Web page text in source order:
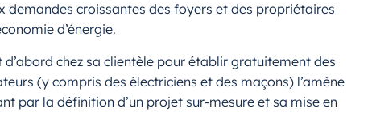
croissantes des foyers et des propriétaires
d’énergie.
chez sa clientèle pour établir gratuitement des
(y compris des électriciens et des maçons) l’amène
par la définition d’un projet sur-mesure et sa mise en